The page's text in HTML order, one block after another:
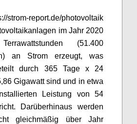
report.de/photovoltaik
im Jahr 2020
(51.400
an Strom erzeugt, was
durch 365 Tage x 24
Gigawatt sind und in etwa
Leistung von 54
Darüberhinaus werden
gleichmäßig über Jahr